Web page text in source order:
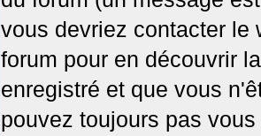
vous devriez contacter le
forum pour en découvrir
enregistré et que vous
pouvez toujours pas